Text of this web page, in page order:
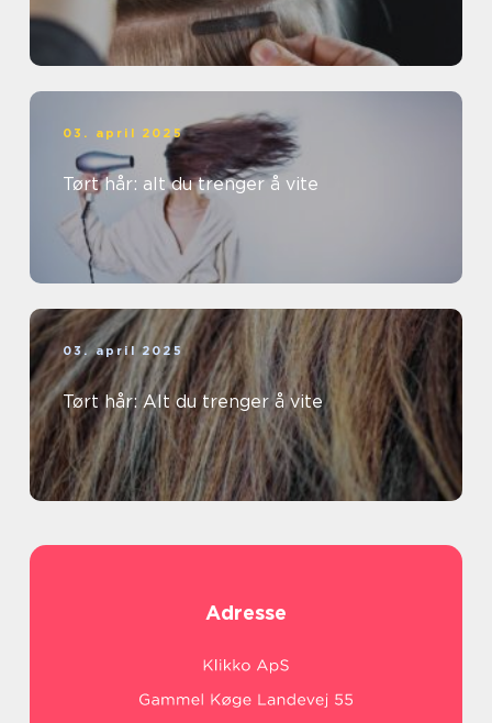
03. april 2025
Tørt hår: alt du trenger å vite
03. april 2025
Tørt hår: Alt du trenger å vite
Adresse